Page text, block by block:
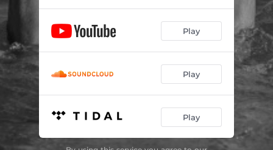
Play
Play
Play